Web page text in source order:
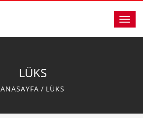
LÜKS
ANASAYFA / LÜKS